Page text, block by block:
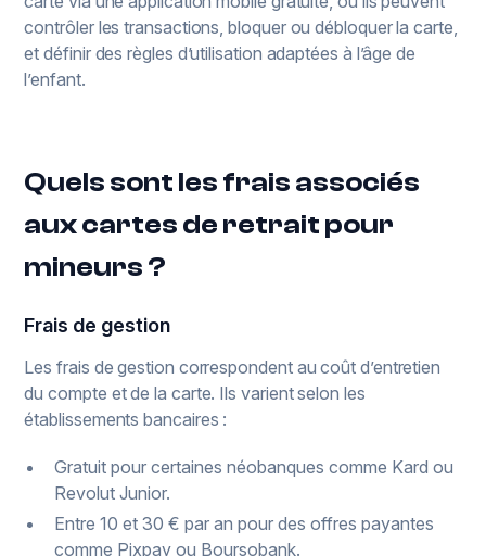
contrôler les transactions, bloquer ou débloquer la carte,
et définir des règles d’utilisation adaptées à l’âge de
l’enfant.
Quels sont les frais associés
aux cartes de retrait pour
mineurs ?
Frais de gestion
Les frais de gestion correspondent au coût d’entretien
du compte et de la carte. Ils varient selon les
établissements bancaires :
Gratuit pour certaines néobanques comme Kard ou
Revolut Junior.
Entre 10 et 30 € par an pour des offres payantes
comme Pixpay ou Boursobank.